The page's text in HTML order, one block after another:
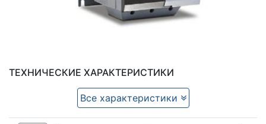
ТЕХНИЧЕСКИЕ ХАРАКТЕРИСТИКИ
Все характеристики